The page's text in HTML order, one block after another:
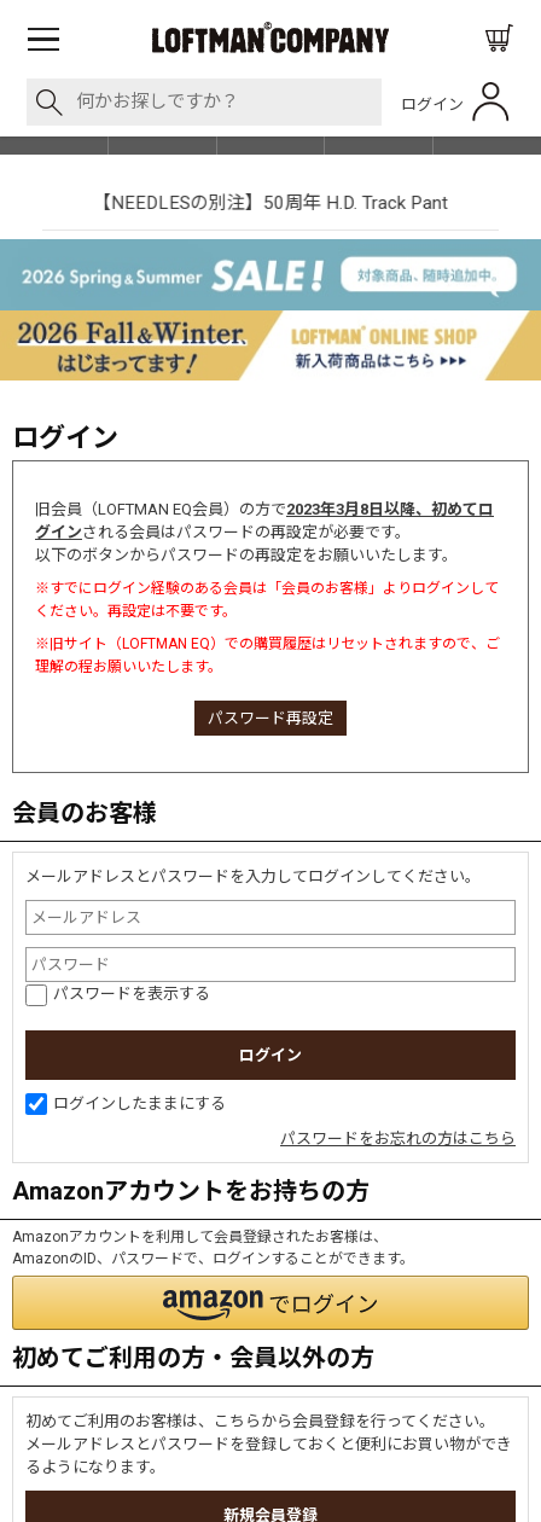
ログイン
SHOP LIST
【NEEDLESの別注】50周年 H.D. Track Pant
ログイン
旧会員（LOFTMAN EQ会員）の方で2023年3月8日以降、初めてロ
グインされる会員はパスワードの再設定が必要です。
以下のボタンからパスワードの再設定をお願いいたします。
※すでにログイン経験のある会員は「会員のお客様」よりログインして
ください。再設定は不要です。
※旧サイト（LOFTMAN EQ）での購買履歴はリセットされますので、ご
理解の程お願いいたします。
パスワード再設定
会員のお客様
メールアドレスとパスワードを入力してログインしてください。
パスワードを表示する
ログインしたままにする
パスワードをお忘れの方はこちら
Amazonアカウントをお持ちの方
Amazonアカウントを利用して会員登録されたお客様は、
AmazonのID、パスワードで、ログインすることができます。
初めてご利用の方・会員以外の方
初めてご利用のお客様は、こちらから会員登録を行ってください。
メールアドレスとパスワードを登録しておくと便利にお買い物ができ
るようになります。